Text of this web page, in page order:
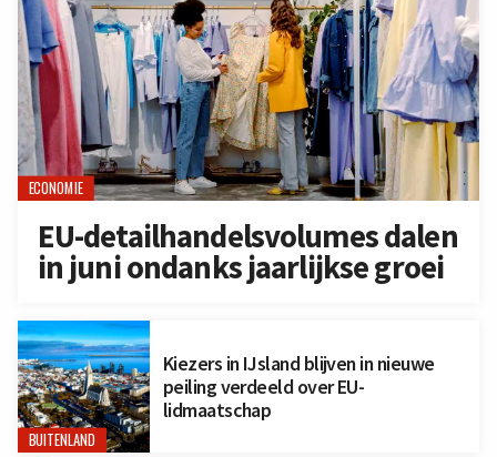
ECONOMIE
EU-detailhandelsvolumes dalen
in juni ondanks jaarlijkse groei
BUITENLAND
Kiezers in IJsland blijven in nieuwe
peiling verdeeld over EU-
lidmaatschap